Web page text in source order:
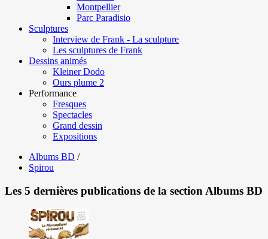
Montpellier
Parc Paradisio
Sculptures
Interview de Frank - La sculpture
Les sculptures de Frank
Dessins animés
Kleiner Dodo
Ours plume 2
Performance
Fresques
Spectacles
Grand dessin
Expositions
Albums BD /
Spirou
Les 5 dernières publications de la section Albums BD